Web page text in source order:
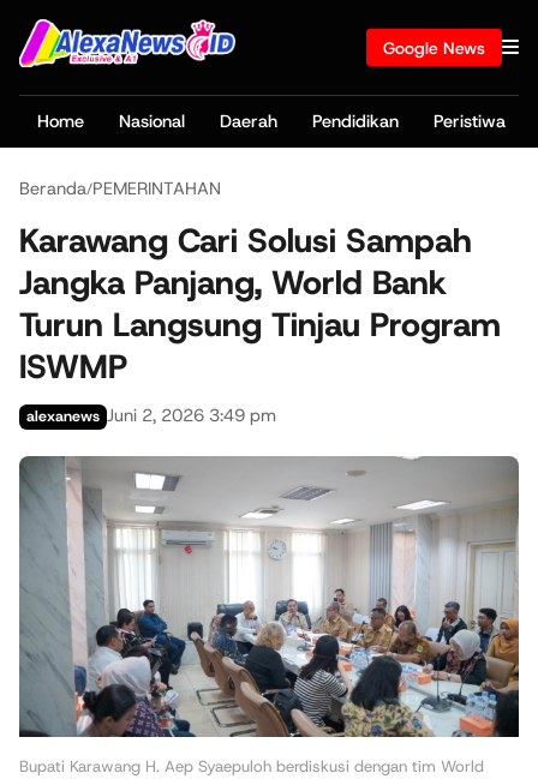
Google News
Home Nasional Daerah Pendidikan Peristiwa
Beranda/PEMERINTAHAN
Karawang Cari Solusi Sampah
Jangka Panjang, World Bank
Turun Langsung Tinjau Program
ISWMP
alexanews Juni 2, 2026 3:49 pm
Bupati Karawang H. Aep Syaepuloh berdiskusi dengan tim World